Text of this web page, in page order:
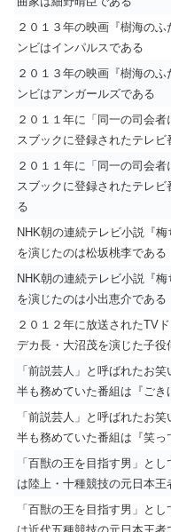
２０１３年の映画『樹海の
ンビはインパルスである
２０１３年の映画『樹海の
ンビはアンガールズである
２０１１年に「同一の司会
スブックに登録されたテレ
２０１１年に「同一の司会
スブックに登録されたテレ
る
NHK朝の連続テレビ小説『
を演じたのは松坂桃李である
NHK朝の連続テレビ小説『
を演じたのは小出恵介である
２０１２年に放送されたTV
デカ長・大沼茂を演じた子役
「前説芸人」と呼ばれたお
半も務めていた番組は『ごき
「前説芸人」と呼ばれたお
半も務めていた番組は『笑っ
「百獣の王を目指す男」と
は陸上・十種競技の元日本王
「百獣の王を目指す男」と